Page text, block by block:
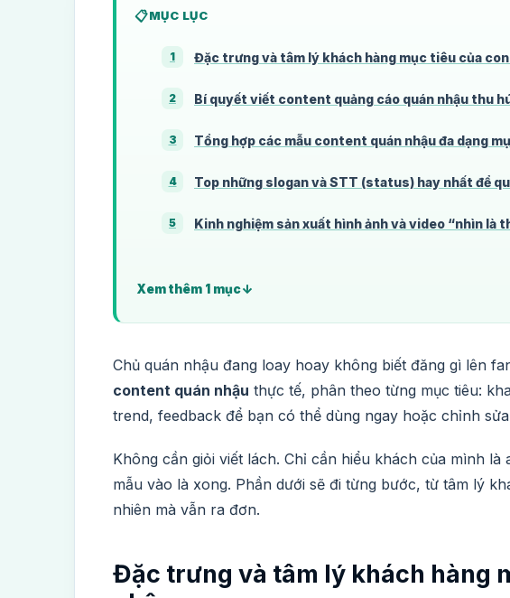
MỤC LỤC
1 Đặc trưng và tâm lý khách hàng mục tiêu của
2 Bí quyết viết content quảng cáo quán nhậu thu
3 Tổng hợp các mẫu content quán nhậu đa dạng
4 Top những slogan và STT (status) hay nhất để
5 Kinh nghiệm sản xuất hình ảnh và video “nhìn là
Xem thêm 1 mục
Chủ quán nhậu đang loay hoay không biết đăng gì lên
content quán nhậu thực tế, phân theo từng mục tiêu:
trend, feedback để bạn có thể dùng ngay hoặc chỉnh
Không cần giỏi viết lách. Chỉ cần hiểu khách của mình
mẫu vào là xong. Phần dưới sẽ đi từng bước, từ tâm lý
nhiên mà vẫn ra đơn.
Đặc trưng và tâm lý khách hàng